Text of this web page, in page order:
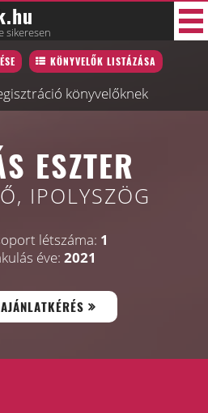
sikeresen
KÖNYVELŐK LISTÁZÁSA
könyvelőknek
ESZTER
IPOLYSZÖG
létszáma: 1
éve: 2021